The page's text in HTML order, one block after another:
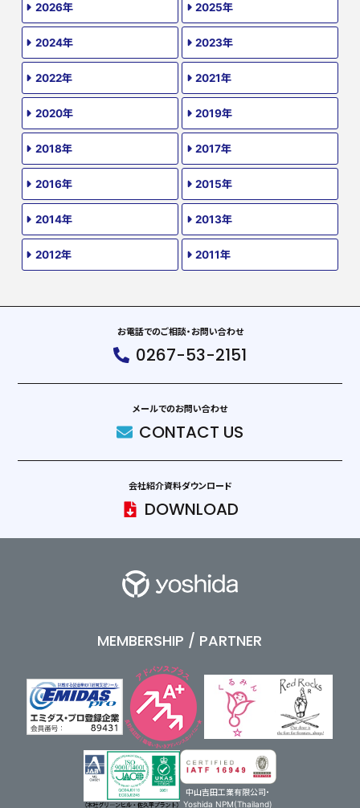
2026年 2025年
2024年 2023年
2022年 2021年
2020年 2019年
2018年 2017年
2016年 2015年
2014年 2013年
2012年 2011年
お電話でのご相談・お問い合わせ
0267-53-2151
メールでのお問い合わせ
CONTACT US
会社紹介資料ダウンロード
DOWNLOAD
MEMBERSHIP / PARTNER
中山吉田工業有限公司・
Yoshida NPM(Thailand)